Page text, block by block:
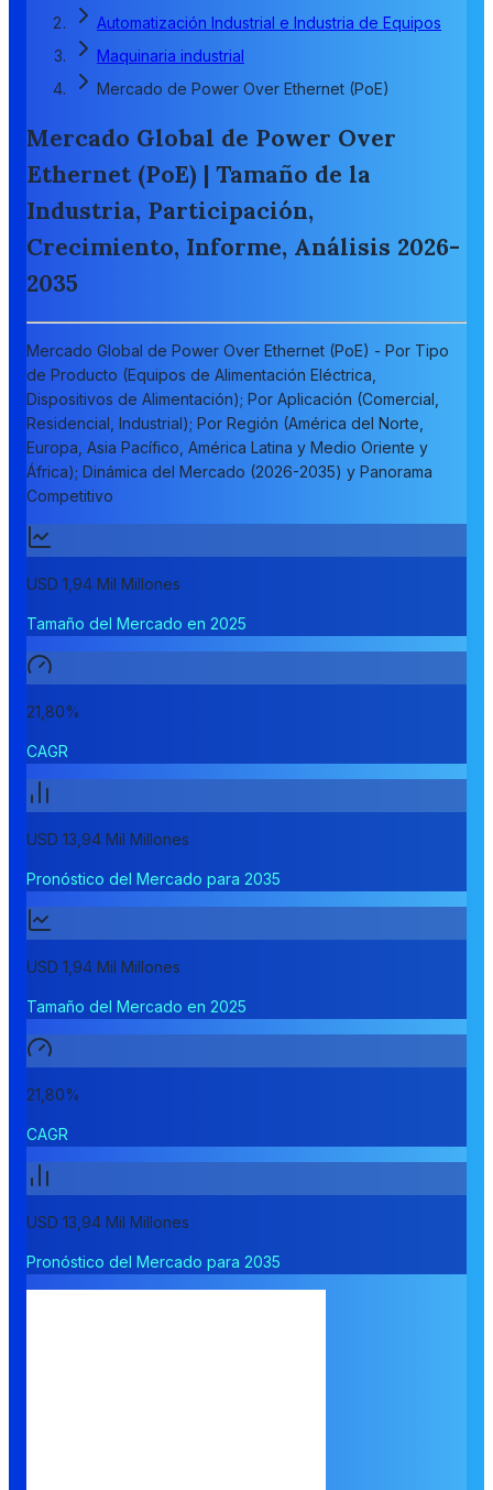
Automatización Industrial e Industria de Equipos
Maquinaria industrial
Mercado de Power Over Ethernet (PoE)
Mercado Global de Power Over
Ethernet (PoE) | Tamaño de la
Industria, Participación,
Crecimiento, Informe, Análisis 2026-
2035
Mercado Global de Power Over Ethernet (PoE) - Por Tipo
de Producto (Equipos de Alimentación Eléctrica,
Dispositivos de Alimentación); Por Aplicación (Comercial,
Residencial, Industrial); Por Región (América del Norte,
Europa, Asia Pacífico, América Latina y Medio Oriente y
África); Dinámica del Mercado (2026-2035) y Panorama
Competitivo
USD 1,94 Mil Millones
Tamaño del Mercado en 2025
21,80%
CAGR
USD 13,94 Mil Millones
Pronóstico del Mercado para 2035
USD 1,94 Mil Millones
Tamaño del Mercado en 2025
21,80%
CAGR
USD 13,94 Mil Millones
Pronóstico del Mercado para 2035